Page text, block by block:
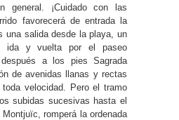
general. ¡Cuidado con las
favorecerá de entrada la
una salida desde la playa, un
ida y vuelta por el paseo
a los pies Sagrada
de avenidas llanas y rectas
velocidad. Pero el tramo
subidas sucesivas hasta el
romperá la ordenada